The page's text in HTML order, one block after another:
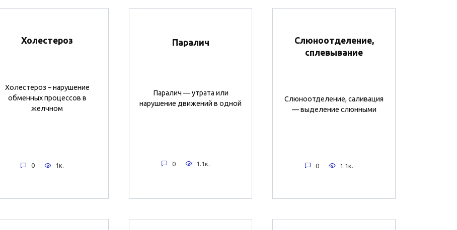
Холестероз
Холестероз – нарушение
обменных процессов в
желчном
0 1к.
Паралич
Паралич — утрата или
нарушение движений в одной
0 1.1к.
Слюноотделение,
сплевывание
Слюноотделение, саливация
— выделение слюнными
0 1.1к.